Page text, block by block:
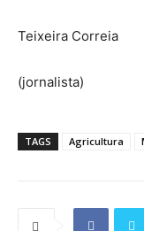
Teixeira Correia
(jornalista)
TAGS Agricultura